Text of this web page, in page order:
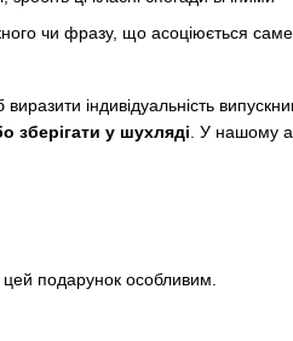
чи фразу, що асоціюється
індивідуальність
зберігати у шухляді. У нашому
подарунок особливим.